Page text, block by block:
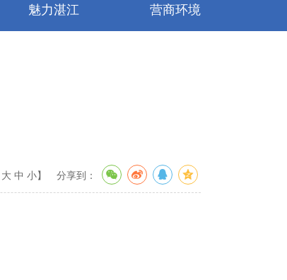
魅力湛江 营商环境
大 中 小】 分享到：